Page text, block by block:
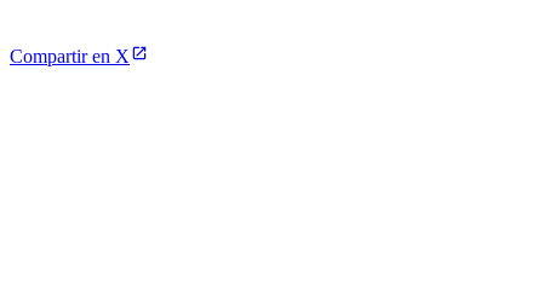
Compartir en X